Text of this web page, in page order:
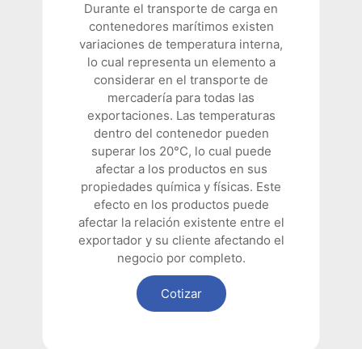
Durante el transporte de carga en
contenedores marítimos existen
variaciones de temperatura interna,
lo cual representa un elemento a
considerar en el transporte de
mercadería para todas las
exportaciones. Las temperaturas
dentro del contenedor pueden
superar los 20°C, lo cual puede
afectar a los productos en sus
propiedades química y físicas. Este
efecto en los productos puede
afectar la relación existente entre el
exportador y su cliente afectando el
negocio por completo.
Cotizar